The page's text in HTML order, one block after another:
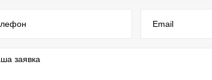
Email
заявка